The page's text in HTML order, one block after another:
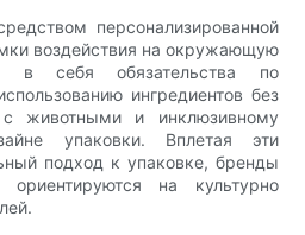
персонализированной
воздействия на окружающую
в себя обязательства по
ингредиентов без
животными и инклюзивному
упаковки. Вплетая эти
подход к упаковке, бренды
на культурно